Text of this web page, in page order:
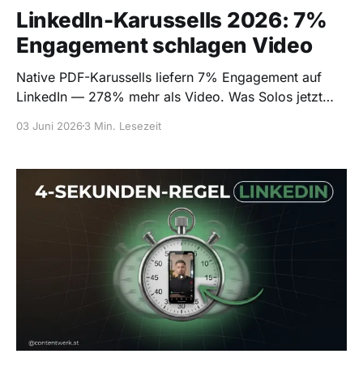
LinkedIn-Karussells 2026: 7%
Engagement schlagen Video
Native PDF-Karussells liefern 7% Engagement auf
LinkedIn — 278% mehr als Video. Was Solos jetzt
03 Juni 20263 Min. Lesezeit